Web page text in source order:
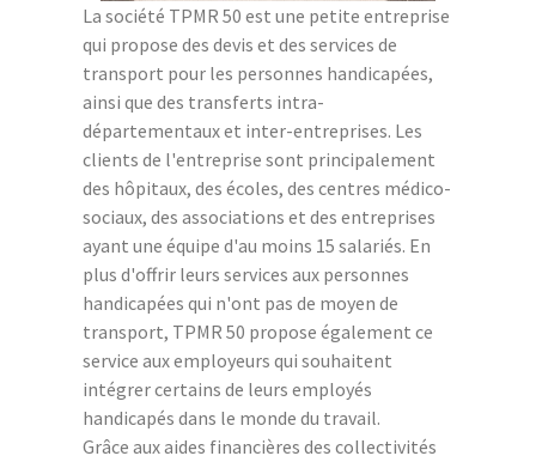
La société TPMR 50 est une petite entreprise
qui propose des devis et des services de
transport pour les personnes handicapées,
ainsi que des transferts intra-
départementaux et inter-entreprises. Les
clients de l'entreprise sont principalement
des hôpitaux, des écoles, des centres médico-
sociaux, des associations et des entreprises
ayant une équipe d'au moins 15 salariés. En
plus d'offrir leurs services aux personnes
handicapées qui n'ont pas de moyen de
transport, TPMR 50 propose également ce
service aux employeurs qui souhaitent
intégrer certains de leurs employés
handicapés dans le monde du travail.
Grâce aux aides financières des collectivités